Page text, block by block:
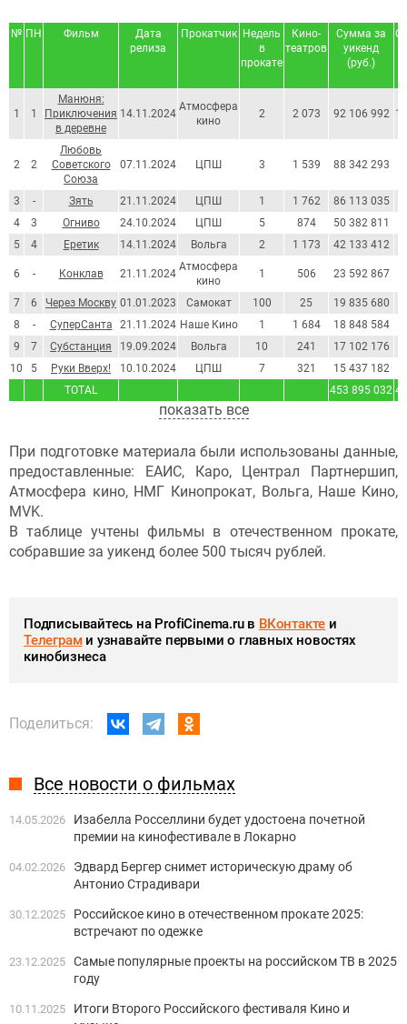
№ ПН Фильм
Дата
релиза
Прокатчик
Недель
в
прокате
Кино-
театров
Сумма за
уикенд
(руб.)
TOTAL 453 895 032 4
1 1
Манюня:
Приключения
в деревне
14.11.2024
Атмосфера
кино
2 2 073 92 106 992 1
2 2
Любовь
Советского
Союза
07.11.2024 ЦПШ 3 1 539 88 342 293
3 - Зять 21.11.2024 ЦПШ 1 1 762 86 113 035
4
3 Огниво 24.10.2024 ЦПШ 5 874 50 382 811
5
4 Еретик 14.11.2024 Вольга 2 1 173 42 133 412
6 - Конклав 21.11.2024
Атмосфера
кино
1 506 23 592 867
7 6 Через Москву 01.01.2023 Самокат 100 25 19 835 680
8
- СуперСанта 21.11.2024 Наше Кино 1 1 684 18 848 584
9
7 Субстанция 19.09.2024 Вольга 10 241 17 102 176
10
5 Руки Вверх! 10.10.2024 ЦПШ 7 321 15 437 182
показать все
При подготовке материала были использованы данные,
предоставленные: ЕАИС, Каро, Централ Партнершип,
Атмосфера кино, НМГ Кинопрокат, Вольга, Наше Кино,
MVK.
В таблице учтены фильмы в отечественном прокате,
собравшие за уикенд более 500 тысяч рублей.
Подписывайтесь на ProfiCinema.ru в ВКонтакте и
Телеграми узнавайте первыми о главных новостях
кинобизнеса
Поделиться:
Все новости о фильмах
14.05.2026
Изабелла Росселлини будет удостоена почетной
премии на кинофестивале в Локарно
04.02.2026
Эдвард Бергер снимет историческую драму об
Антонио Страдивари
30.12.2025
Российское кино в отечественном прокате 2025:
встречают по одежке
23.12.2025 Самые популярные проекты на российском ТВ в 2025
году
10.11.2025
Итоги Второго Российского фестиваля Кино и